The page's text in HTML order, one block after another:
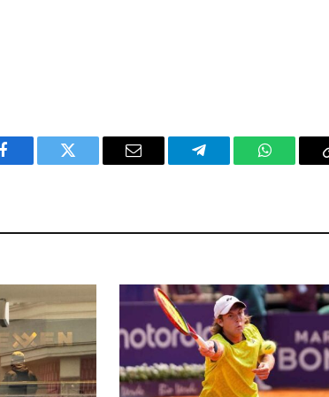
Facebook Twitter Email Telegram